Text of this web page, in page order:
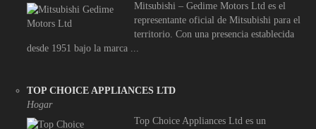
Mitsubishi – Gedime Motors Ltd es el
representante oficial de Mitsubishi para el
territorio. Con una presencia establecida
desde 1951 bajo la marca ...
TOP CHOICE APPLIANCES LTD
Hogar
Top Choice Appliances Ltd es un